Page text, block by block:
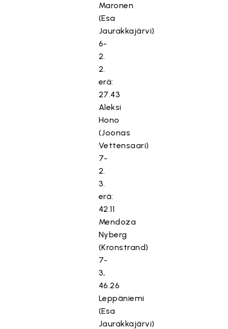
Maronen
(Esa
Jaurakkajärvi)
6-
2.
2.
erä:
27.43
Aleksi
Hono
(Joonas
Vettensaari)
7-
2.
3.
erä:
42.11
Mendoza
Nyberg
(Kronstrand)
7-
3,
46.26
Leppäniemi
(Esa
Jaurakkajärvi)